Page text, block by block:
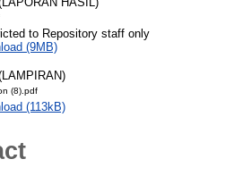
to Repository staff only
(9MB)
(8).pdf
(113kB)